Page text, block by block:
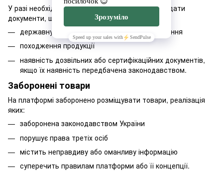
У разі необхідності виробник зобов’язується надати
документи, що підтверджують:
державну реєстрацію суб’єкта господарювання
походження продукції
наявність дозвільних або сертифікаційних документів,
якщо їх наявність передбачена законодавством.
Заборонені товари
На платформі заборонено розміщувати товари, реалізація
яких:
заборонена законодавством України
порушує права третіх осіб
містить неправдиву або оманливу інформацію
суперечить правилам платформи або її концепції.